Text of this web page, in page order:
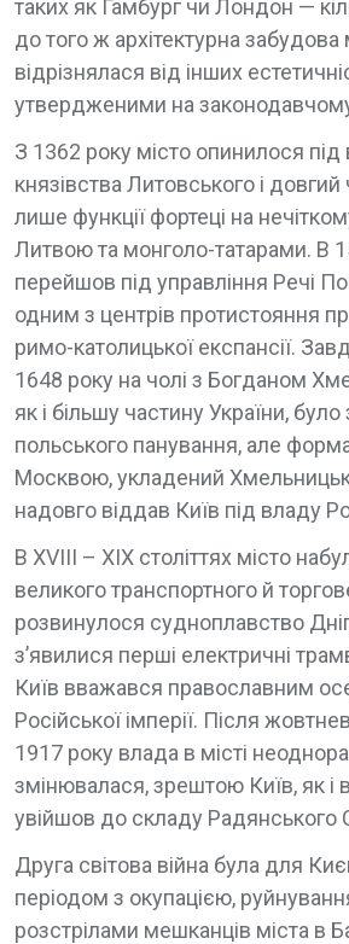
таких як Гамбург чи Лондон —
до того ж архітектурна забудова
відрізнялася від інших
утвердженими на законодавчому
З 1362 року місто опинилося
князівства Литовського і
лише функції фортеці на
Литвою та монголо-татарами. В
перейшов під управління Речі
одним з центрів протистояння
римо-католицької експансії.
1648 року на чолі з Богданом
як і більшу частину України, було
польського панування, але
Москвою, укладений
надовго віддав Київ під владу
В XVIII – XIX століттях місто
великого транспортного й
розвинулося судноплавство
з’явилися перші електричні
Київ вважався православним
Російської імперії. Після
1917 року влада в місті
змінювалася, зрештою Київ, як і
увійшов до складу Радянського
Друга світова війна була для
періодом з окупацією,
розстрілами мешканців міста в